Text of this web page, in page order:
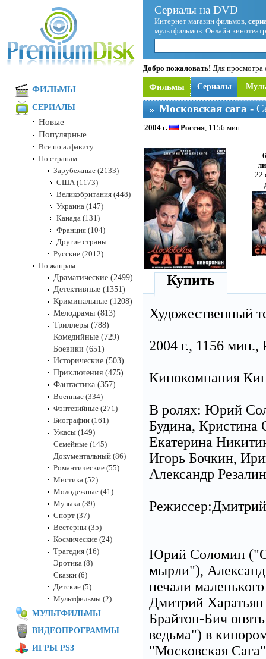
Сериалы на DVD
Интернет магазин фильмов,
мультфильмов. Онлайн
Добро пожаловать! Для просмотра
Фильмы Сериалы
Московская сага -
2004 г. Россия, 1156 мин.
22
Купить
Художественный
2004 г., 1156 мин.,
Кинокомпания
В ролях: Юрий
Будина, Кристина
Екатерина
Игорь Бочкин,
Александр
Юрий Соломин
мырли"),
печали
Дмитрий
Брайтон-Бич
ведьма") в
"Московская
ФИЛЬМЫ
СЕРИАЛЫ
Новые
Популярные
Все по алфавиту
По странам
Зарубежные (2133)
США (1173)
Великобритания (448)
Украина (147)
Канада (131)
Франция (104)
Другие страны
Русские (2012)
По жанрам
Драматические (2499)
Детективные (1351)
Криминальные (1208)
Мелодрамы (813)
Триллеры (788)
Комедийные (729)
Боевики (651)
Исторические (503)
Приключения (475)
Фантастика (357)
Военные (334)
Фэнтезийные (271)
Биографии (161)
Ужасы (149)
Семейные (145)
Документальный (86)
Романтические (55)
Мистика (52)
Молодежные (41)
Музыка (39)
Спорт (37)
Вестерны (35)
Космические (24)
Трагедия (16)
Эротика (8)
Сказки (6)
Детские (5)
Мультфильмы (2)
МУЛЬТФИЛЬМЫ
ВИДЕОПРОГРАММЫ
ИГРЫ PS3